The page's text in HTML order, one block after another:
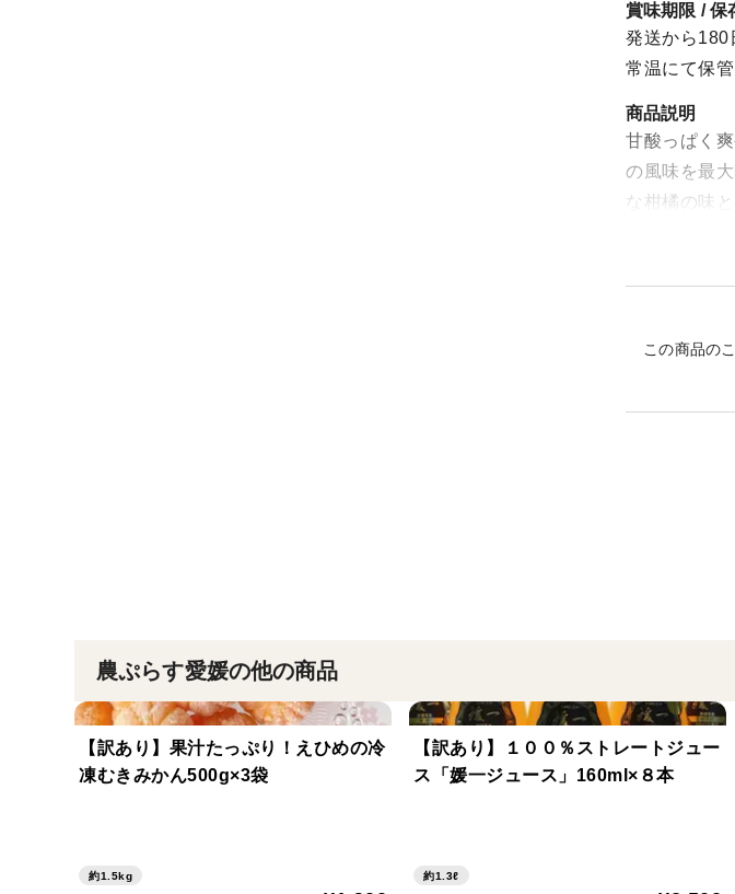
賞味期限 / 保
発送から180
常温にて保
商品説明
甘酸っぱく
の風味を最
な柑橘の味
この商品の
農ぷらす愛媛の他の商品
【訳あり】果汁たっぷり！えひめの冷
凍むきみかん500g×3袋
約1.5kg
【訳あり】１００％ストレートジュー
ス「媛一ジュース」160ml×８本
約1.3ℓ